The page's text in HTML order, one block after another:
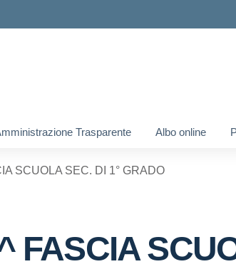
Trasparente Albo online
SCUOLA SEC. DI 1° GRADO
FASCIA